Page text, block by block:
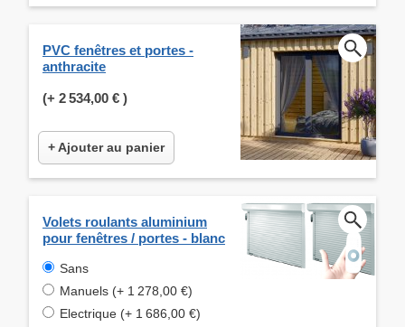
PVC fenêtres et portes -
anthracite
(+ 2 534,00 € )
+ Ajouter au panier
Volets roulants aluminium
pour fenêtres / portes - blanc
Sans
Manuels (+ 1 278,00 €)
Electrique (+ 1 686,00 €)